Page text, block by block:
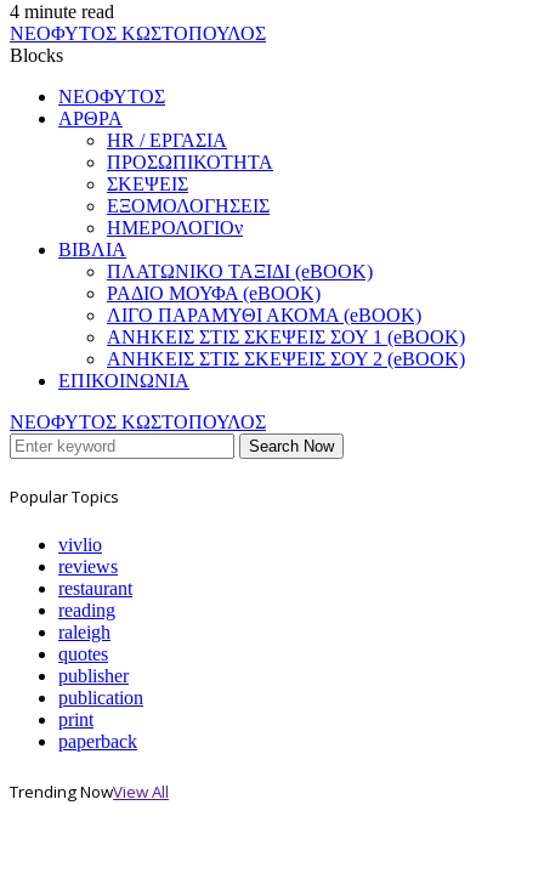
4 minute read
ΝΕΟΦΥΤΟΣ ΚΩΣΤΟΠΟΥΛΟΣ
Blocks
ΝΕΟΦΥΤΟΣ
ΑΡΘΡΑ
HR / ΕΡΓΑΣΙΑ
ΠΡΟΣΩΠΙΚΟΤΗΤΑ
ΣΚΕΨΕΙΣ
ΕΞΟΜΟΛΟΓΗΣΕΙΣ
ΗΜΕΡΟΛΟΓΙΟν
ΒΙΒΛΙΑ
ΠΛΑΤΩΝΙΚΟ ΤΑΞΙΔΙ (eBOOK)
ΡΑΔΙΟ ΜΟΥΦΑ (eBOOK)
ΛΙΓΟ ΠΑΡΑΜΥΘΙ ΑΚΟΜΑ (eBOOK)
ΑΝΗΚΕΙΣ ΣΤΙΣ ΣΚΕΨΕΙΣ ΣΟΥ 1 (eBOOK)
ΑΝΗΚΕΙΣ ΣΤΙΣ ΣΚΕΨΕΙΣ ΣΟΥ 2 (eBOOK)
ΕΠΙΚΟΙΝΩΝΙΑ
ΝΕΟΦΥΤΟΣ ΚΩΣΤΟΠΟΥΛΟΣ
Search Now
Popular Topics
vivlio
reviews
restaurant
reading
raleigh
quotes
publisher
publication
print
paperback
Trending NowView All